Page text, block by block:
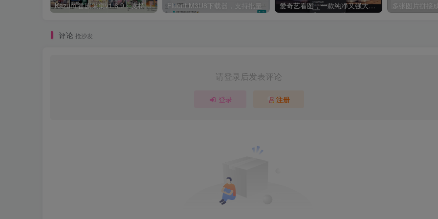
Kazumi番剧采集v1.6.9：支持自定义规则+在线观看+弹幕，跨平台下载 Fluent M3U8下载器，支持批量 爱奇艺看图，一款纯净又强大的看图工具 多张图片拼接
评论 抢沙发
请登录后发表评论
登录 注册